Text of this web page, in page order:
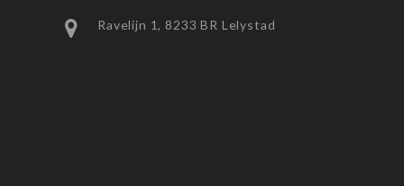
Ravelijn 1, 8233 BR Lelystad